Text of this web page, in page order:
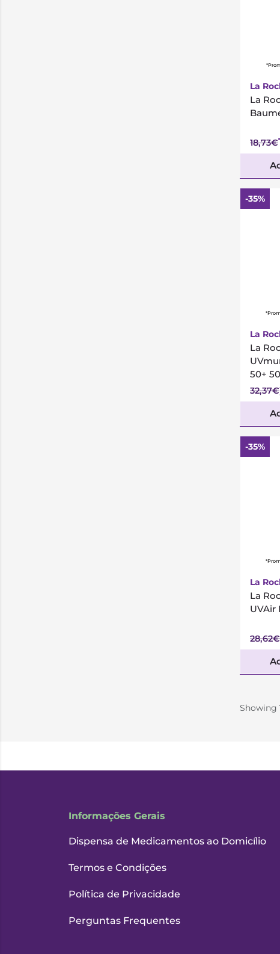
La
La
18,73€
-35%
La
La
50+
32,37€
-35%
La
La
UVAir
28,62€
Showing
Informações Gerais
Dispensa de Medicamentos ao Domicílio
Termos e Condições
Política de Privacidade
Perguntas Frequentes